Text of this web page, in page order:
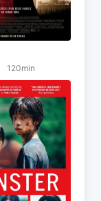
120min